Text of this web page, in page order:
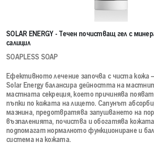
SOLAR ENERGY - Течен почистващ гел с
салицил
SOAPLESS SOAP
Ефективното лечение започва с чиста кожа
Solar Energy балансира дейността на
мастната секреция, което причинява
пъпки по кожата на лицето. Сапунът
мазнина, предотвратява запушването на
възпаленията, почиства и обогатява
подпомагат нормалното функциониране и
система на кожата.